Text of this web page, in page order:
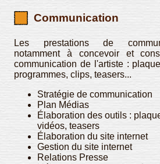
Communication
Les prestations de
notamment à concevoir et
communication de l'artiste :
programmes, clips, teasers...
Stratégie de communication
Plan Médias
Élaboration des outils :
vidéos, teasers
Élaboration du site internet
Gestion du site internet
Relations Presse